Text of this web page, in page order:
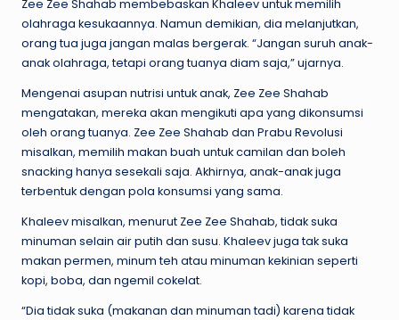
Zee Zee Shahab membebaskan Khaleev untuk memilih
olahraga kesukaannya. Namun demikian, dia melanjutkan,
orang tua juga jangan malas bergerak. “Jangan suruh anak-
anak olahraga, tetapi orang tuanya diam saja,” ujarnya.
Mengenai asupan nutrisi untuk anak, Zee Zee Shahab
mengatakan, mereka akan mengikuti apa yang dikonsumsi
oleh orang tuanya. Zee Zee Shahab dan Prabu Revolusi
misalkan, memilih makan buah untuk camilan dan boleh
snacking hanya sesekali saja. Akhirnya, anak-anak juga
terbentuk dengan pola konsumsi yang sama.
Khaleev misalkan, menurut Zee Zee Shahab, tidak suka
minuman selain air putih dan susu. Khaleev juga tak suka
makan permen, minum teh atau minuman kekinian seperti
kopi, boba, dan ngemil cokelat.
“Dia tidak suka (makanan dan minuman tadi) karena tidak